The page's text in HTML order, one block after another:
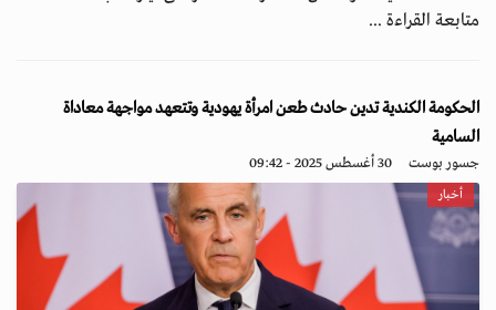
متابعة القراءة ...
الحكومة الكندية تدين حادث طعن امرأة يهودية وتتعهد مواجهة معاداة
السامية
جسور بوست 30 أغسطس 2025 - 09:42
أخبار